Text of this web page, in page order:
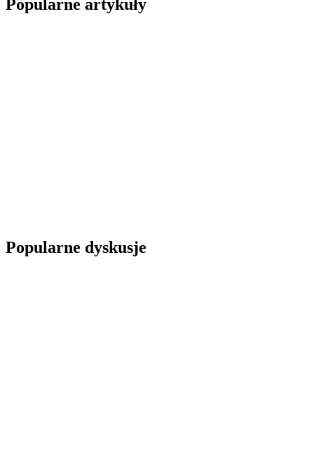
Popularne artykuły
Popularne dyskusje